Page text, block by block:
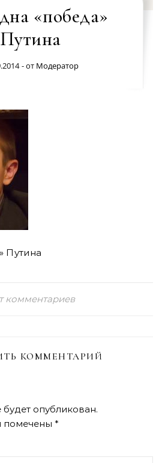
«победа»
Путина
- от Модератор
Путина
комментариев
КОММЕНТАРИЙ
опубликован.
помечены *